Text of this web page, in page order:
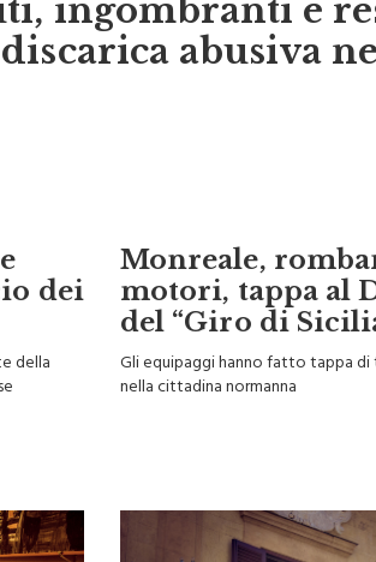
ingombranti e
abusiva
dei
della
Monreale,
motori, tappa al
del “Giro di
Gli equipaggi hanno fatto tappa
nella cittadina normanna